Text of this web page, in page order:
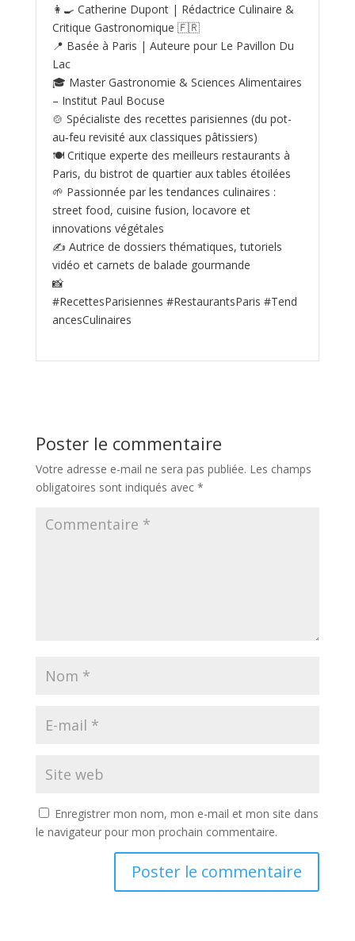
👩‍🍳 Catherine Dupont | Rédactrice Culinaire &
Critique Gastronomique 🇫🇷
📍 Basée à Paris | Auteure pour Le Pavillon Du
Lac
🎓 Master Gastronomie & Sciences Alimentaires
– Institut Paul Bocuse
🍲 Spécialiste des recettes parisiennes (du pot-
au‑feu revisité aux classiques pâtissiers)
🍽️ Critique experte des meilleurs restaurants à
Paris, du bistrot de quartier aux tables étoilées
🌱 Passionnée par les tendances culinaires :
street food, cuisine fusion, locavore et
innovations végétales
✍️ Autrice de dossiers thématiques, tutoriels
vidéo et carnets de balade gourmande
📸
#RecettesParisiennes #RestaurantsParis #Tend
ancesCulinaires
Poster le commentaire
Votre adresse e-mail ne sera pas publiée. Les champs
obligatoires sont indiqués avec *
Enregistrer mon nom, mon e-mail et mon site dans
le navigateur pour mon prochain commentaire.